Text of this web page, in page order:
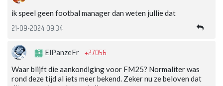
ik speel geen footbal manager dan weten jullie dat
21-09-2024 09:34
ElPanzeFr +27056
Waar blijft die aankondiging voor FM25? Normaliter was
rond deze tijd al iets meer bekend. Zeker nu ze beloven dat